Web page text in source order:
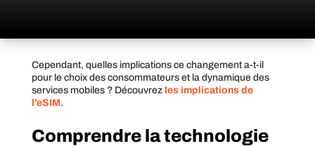
Cependant, quelles implications ce changement a-t-il
pour le choix des consommateurs et la dynamique des
services mobiles ? Découvrez les implications de
l’eSIM.
Comprendre la technologie